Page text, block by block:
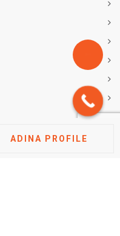
ADINA PROFILE